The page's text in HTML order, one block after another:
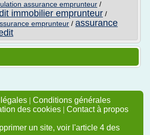
assurance emprunteur /
immobilier emprunteur /
emprunteur / assurance
| Conditions générales
des cookies | Contact à propos
un site, voir l'article 4 des